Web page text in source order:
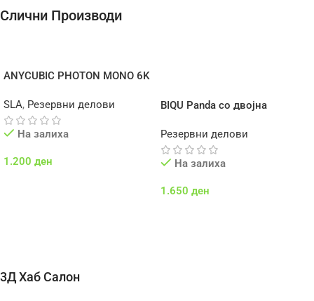
Слични Производи
ANYCUBIC PHOTON MONO 6K
SLA, Резервни делови
На залиха
1.200 ден
BIQU Panda со двојна
хаундстут
Резервни делови
На залиха
1.650 ден
3Д Хаб Салон